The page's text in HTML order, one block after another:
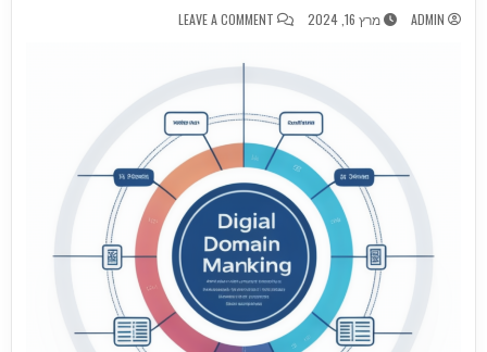
ADMIN מרץ 16, 2024 LEAVE A COMMENT
ON
למה
תמיד
יהיה
שווה